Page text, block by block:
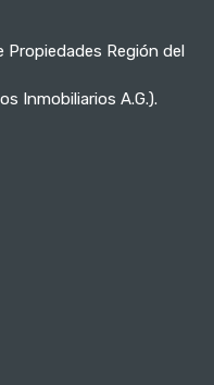
Propiedades Región del
Inmobiliarios A.G.).